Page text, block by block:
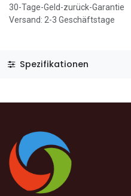
30-Tage-Geld-zurück-Garantie
Versand: 2-3 Geschäftstage
Spezifikationen